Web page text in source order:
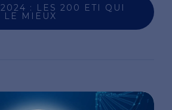
: LES 200 ETI QUI
LE MIEUX